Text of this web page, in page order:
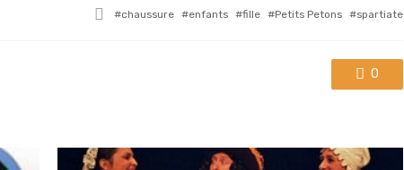
Tagged
chaussure enfants fille Petits Petons spartiate
0